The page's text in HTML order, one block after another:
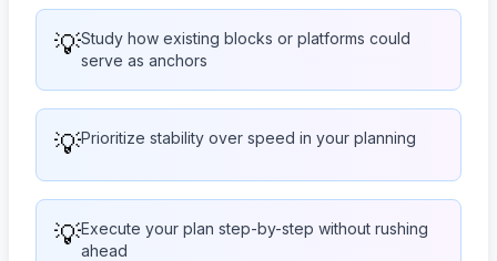
💡Study how existing blocks or platforms could
serve as anchors
💡Prioritize stability over speed in your planning
💡Execute your plan step-by-step without rushing
ahead